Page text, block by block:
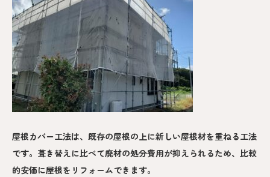
屋根カバー工法は、既存の屋根の上に新しい屋根材を重ねる工法
です。葺き替えに比べて廃材の処分費用が抑えられるため、比較
的安価に屋根をリフォームできます。